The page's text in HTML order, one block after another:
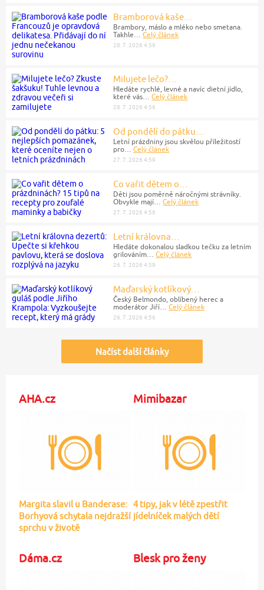
Bramborová kaše…
Brambory, máslo a mléko nebo smetana.
Takhle…Celý článek
28. 7. 2026 4:59
Milujete lečo?…
Hledáte rychlé, levné a navíc dietní jídlo,
které vás…Celý článek
28. 7. 2026 4:56
Od pondělí do pátku…
Letní prázdniny jsou skvělou příležitostí
pro…Celý článek
27. 7. 2026 4:59
Co vařit dětem o…
Děti jsou poměrně náročnými strávníky.
Obvykle mají…Celý článek
27. 7. 2026 4:56
Letní královna…
Hledáte dokonalou sladkou tečku za letním
grilováním…Celý článek
26. 7. 2026 4:59
Maďarský kotlíkový…
Český Belmondo, oblíbený herec a
moderátor Jiří…Celý článek
26. 7. 2026 4:56
Načíst další články
AHA.cz
Margita slavil u Banderase:
Borhyová schytala nejdražší
sprchu v životě
Mimibazar
4 tipy, jak v létě zpestřit
jídelníček malých dětí
Dáma.cz Blesk pro ženy